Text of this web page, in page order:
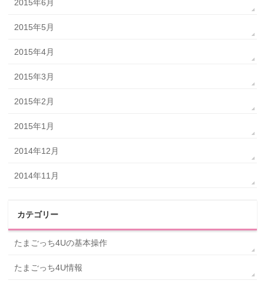
2015年6月
2015年5月
2015年4月
2015年3月
2015年2月
2015年1月
2014年12月
2014年11月
カテゴリー
たまごっち4Uの基本操作
たまごっち4U情報